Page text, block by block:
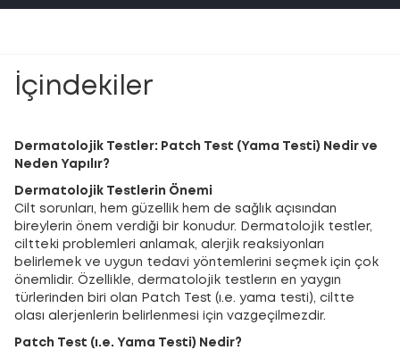
İçindekiler
Dermatolojik Testler: Patch Test (Yama Testi) Nedir ve
Neden Yapılır?
Dermatolojik Testlerin Önemi
Cilt sorunları, hem güzellik hem de sağlık açısından
bireylerin önem verdiği bir konudur. Dermatolojik testler,
ciltteki problemleri anlamak, alerjik reaksiyonları
belirlemek ve uygun tedavi yöntemlerini seçmek için çok
önemlidir. Özellikle, dermatolojik testlerın en yaygın
türlerinden biri olan Patch Test (ı.e. yama testi), ciltte
olası alerjenlerin belirlenmesi için vazgeçilmezdir.
Patch Test (ı.e. Yama Testi) Nedir?